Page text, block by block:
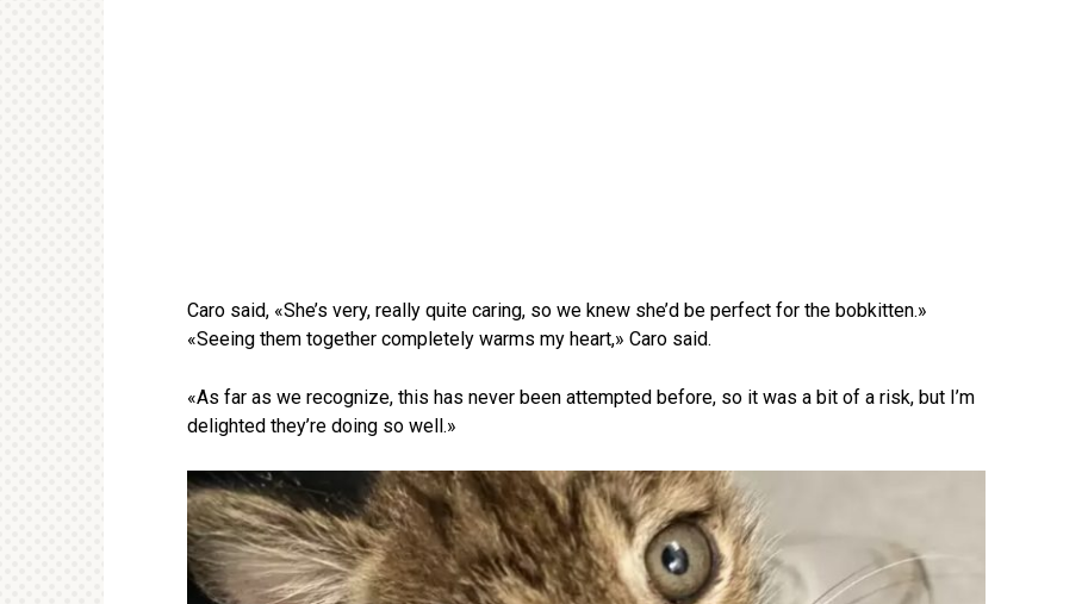
Caro said, «She’s very, really quite caring, so we knew she’d be perfect for the bobkitten.»
«Seeing them together completely warms my heart,» Caro said.
«As far as we recognize, this has never been attempted before, so it was a bit of a risk, but I’m
delighted they’re doing so well.»